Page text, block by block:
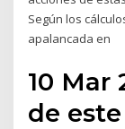
Según los
apalancada en
10 Mar
de